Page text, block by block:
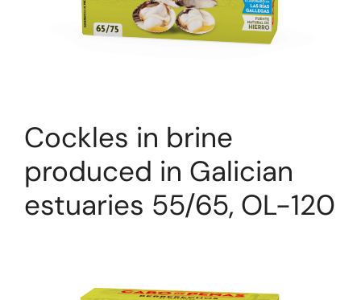
Cockles in brine
produced in Galician
estuaries 55/65, OL-120